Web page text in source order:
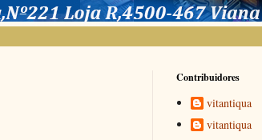
Contribuidores
vitantiqua
vitantiqua